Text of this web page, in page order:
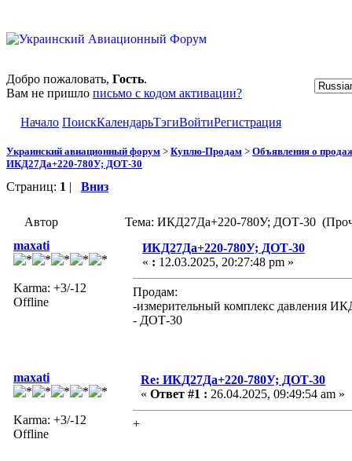
Добро пожаловать, Гость.
Вам не пришло письмо с кодом активации?
Начало ПоискКалендарьТэгиВойтиРегистрация
Украинский авиационный форум > Куплю-Продам > Объявления о
ИКД27Да+220-780У; ДОТ-30
Страниц: 1 | Вниз
Автор
Тема: ИКД27Да+220-780У; ДОТ-30
maxati
Karma: +3/-12
Offline
ИКД27Да+220-780У; ДОТ-30
« : 12.03.2025, 20:27:48 pm »
Продам:
-измерительный комплекс давления
- ДОТ-30
maxati
Karma: +3/-12
Offline
Re: ИКД27Да+220-780У; ДОТ-30
« Ответ #1 : 26.04.2025, 09:49:54 am »
+